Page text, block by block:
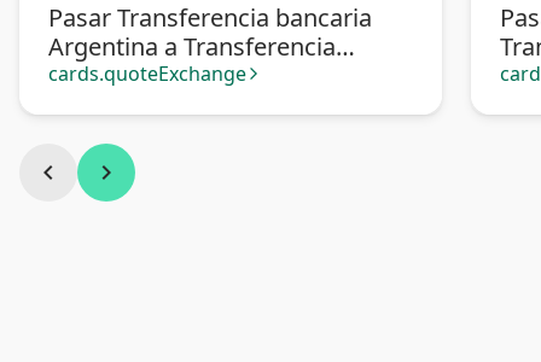
Pasar Transferencia bancaria
Argentina a Transferencia
bancaria Venezuela
cards.quoteExchange arrow_forward_ios
chevron_left chevron_right